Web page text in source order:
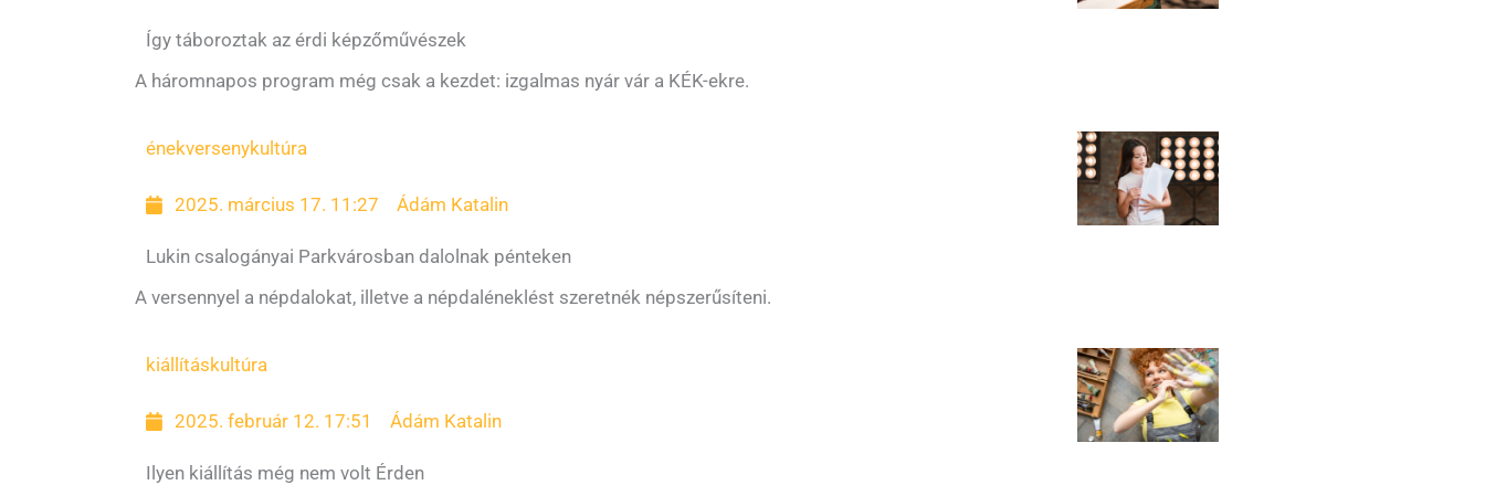
Így táboroztak az érdi képzőművészek
A háromnapos program még csak a kezdet: izgalmas nyár vár a KÉK-ekre.
énekversenykultúra
2025. március 17. 11:27 Ádám Katalin
Lukin csalogányai Parkvárosban dalolnak pénteken
A versennyel a népdalokat, illetve a népdaléneklést szeretnék népszerűsíteni.
kiállításkultúra
2025. február 12. 17:51 Ádám Katalin
Ilyen kiállítás még nem volt Érden